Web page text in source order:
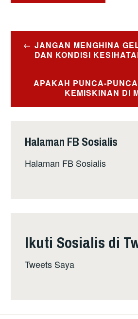
Post
navigation
JANGAN MENGHINA
DAN KONDISI
APAKAH PUNCA-
KEMISKINAN DI
Halaman FB Sosialis
Halaman FB Sosialis
Ikuti Sosialis di
Tweets Saya